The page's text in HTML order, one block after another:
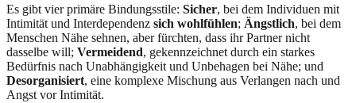
Es gibt vier primäre Bindungsstile: Sicher, bei dem Individuen mit
Intimität und Interdependenz sich wohlfühlen; Ängstlich, bei dem
Menschen Nähe sehnen, aber fürchten, dass ihr Partner nicht
dasselbe will; Vermeidend, gekennzeichnet durch ein starkes
Bedürfnis nach Unabhängigkeit und Unbehagen bei Nähe; und
Desorganisiert, eine komplexe Mischung aus Verlangen nach und
Angst vor Intimität.